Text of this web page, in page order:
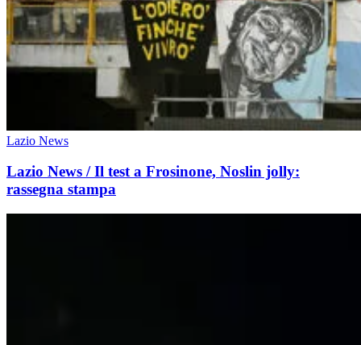
Lazio News
Lazio News / Il test a Frosinone, Noslin jolly:
rassegna stampa